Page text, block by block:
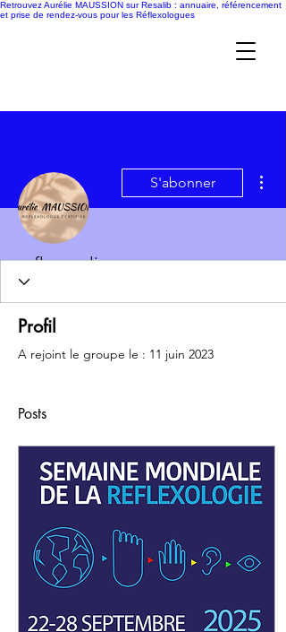
Retrouvez Aurélie MAUSSION sur Resalib : annuaire, référencement
et prise de rendez-vous pour les Réflexologues
S'abonner
reflexorelie
Profil
A rejoint le groupe le : 11 juin 2023
Posts